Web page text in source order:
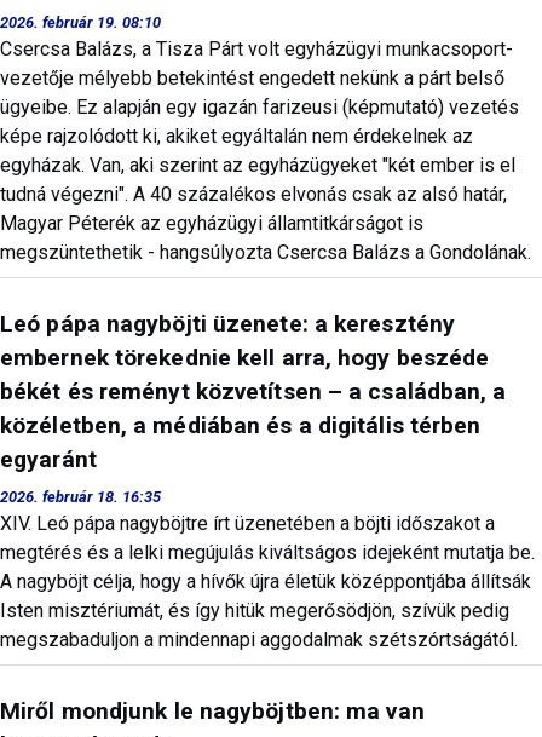
2026. február 19. 08:10
Csercsa Balázs, a Tisza Párt volt egyházügyi munkacsoport-
vezetője mélyebb betekintést engedett nekünk a párt belső
ügyeibe. Ez alapján egy igazán farizeusi (képmutató) vezetés
képe rajzolódott ki, akiket egyáltalán nem érdekelnek az
egyházak. Van, aki szerint az egyházügyeket "két ember is el
tudná végezni". A 40 százalékos elvonás csak az alsó határ,
Magyar Péterék az egyházügyi államtitkárságot is
megszüntethetik - hangsúlyozta Csercsa Balázs a Gondolának.
Leó pápa nagyböjti üzenete: a keresztény
embernek törekednie kell arra, hogy beszéde
békét és reményt közvetítsen – a családban, a
közéletben, a médiában és a digitális térben
egyaránt
2026. február 18. 16:35
XIV. Leó pápa nagyböjtre írt üzenetében a böjti időszakot a
megtérés és a lelki megújulás kiváltságos idejeként mutatja be.
A nagyböjt célja, hogy a hívők újra életük középpontjába állítsák
Isten misztériumát, és így hitük megerősödjön, szívük pedig
megszabaduljon a mindennapi aggodalmak szétszórtságától.
Miről mondjunk le nagyböjtben: ma van